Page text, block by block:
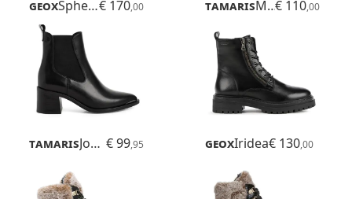
Geox Spherica 4x4 B Abx€ 170,00 Tamaris Mexan€ 110,00
Tamaris Jonka € 99,95 GeoxIridea€ 130,00